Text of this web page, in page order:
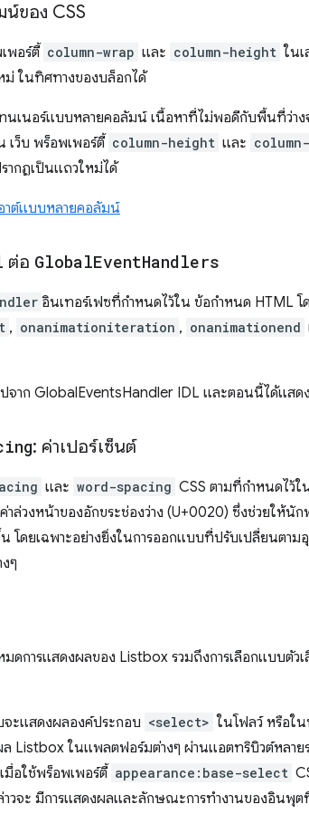
ของ CSS
พอร์ตี้ column-wrap และ column-height ใน
ในทิศทางของบล็อกได้
นเนอร์แบบหลายคอลัมน์ เนื้อหาที่ไม่พอดีกับพื้นที่ว่า
ว็บ พร็อพเพอร์ตี้ column-height และ
กฏเป็นแถวใหม่ได้
าต์แบบหลายคอลัมน์
ต่อ GlobalEventHandlers
อินเทอร์เฟซที่กำหนดไว้ใน ข้อกำหนด HTML โ
, onanimationiteration , onanimationend
จาก GlobalEventsHandler IDL และตอนนี้ได้แสด
: ค่าเปอร์เซ็นต์
และ word-spacing CSS ตามที่กำหนดไว้
ล่วงหน้าของอักขระช่องว่าง (U+0020) ซึ่งช่วยให้นั
ดยเฉพาะอย่างยิ่งในการออกแบบที่ปรับเปลี่ยนตาม
ๆ
ดการแสดงผลของ Listbox รวมถึงการเลือกแบบตัว
จะแสดงผลองค์ประกอบ <select> ในโฟลว์ หรือใ
Listbox ในแพลตฟอร์มต่างๆ ผ่านแอตทริบิวต์หลาย
เมื่อใช้พร็อพเพอร์ตี้ appearance:base-select
วจะ มีการแสดงผลและลักษณะการทำงานของอินพุ